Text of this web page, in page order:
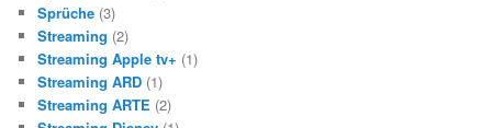
Sprüche (3)
Streaming (2)
Streaming Apple tv+ (1)
Streaming ARD (1)
Streaming ARTE (2)